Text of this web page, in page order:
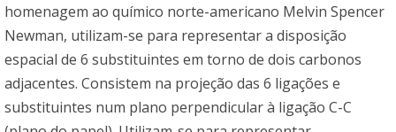
homenagem ao químico norte-americano Melvin Spencer
Newman, utilizam-se para representar a disposição
espacial de 6 substituintes em torno de dois carbonos
adjacentes. Consistem na projeção das 6 ligações e
substituintes num plano perpendicular à ligação C-C